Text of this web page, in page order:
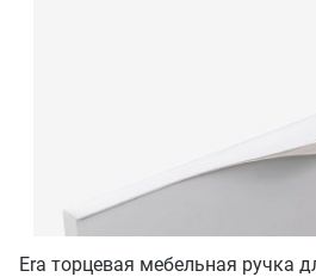
Era торцевая мебельная ручка